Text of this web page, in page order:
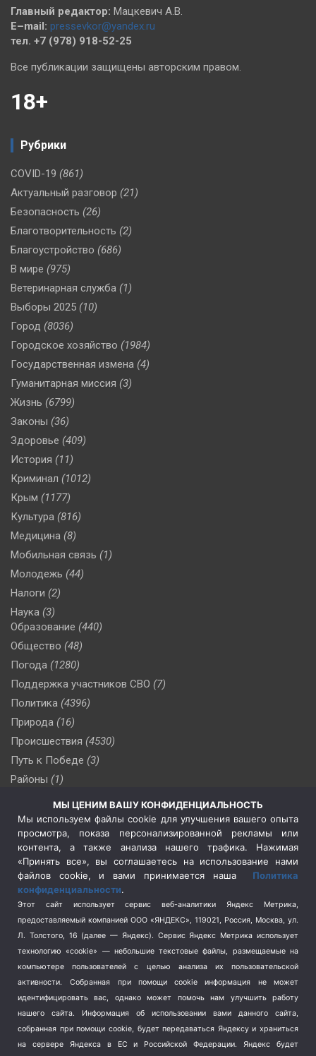
Главный редактор: Мацкевич А.В.
E–mail: pressevkor@yandex.ru
тел. +7 (978) 918-52-25
Все публикации защищены авторским правом.
18+
Рубрики
COVID-19 (861)
Актуальный разговор (21)
Безопасность (26)
Благотворительность (2)
Благоустройство (686)
В мире (975)
Ветеринарная служба (1)
Выборы 2025 (10)
Город (8036)
Городское хозяйство (1984)
Государственная измена (4)
Гуманитарная миссия (3)
Жизнь (6799)
Законы (36)
Здоровье (409)
История (11)
Криминал (1012)
Крым (1177)
Культура (816)
Медицина (8)
Мобильная связь (1)
Молодежь (44)
Налоги (2)
Наука (3)
Образование (440)
Общество (48)
Погода (1280)
Поддержка участников СВО (7)
Политика (4396)
Природа (16)
Происшествия (4530)
Путь к Победе (3)
Районы (1)
(510)
Сельское хозяйство (3)
Социальная политика
(3)
Спецоперация в Украине
Спецоперация на Украине
(404)
Спорт (740)
Терроризм (1)
Транспорт (262)
Туризм (178)
Школа и спорт (2)
Экология (8)
МЫ ЦЕНИМ ВАШУ КОНФИДЕНЦИАЛЬНОСТЬ
Мы используем файлы cookie для улучшения вашего опыта
просмотра, показа персонализированной рекламы или
контента, а также анализа нашего трафика. Нажимая
«Принять все», вы соглашаетесь на использование нами
файлов cookie, и вами принимается наша Политика
конфиденциальности.
Этот сайт использует сервис веб-аналитики Яндекс Метрика,
предоставляемый компанией ООО «ЯНДЕКС», 119021, Россия, Москва, ул.
Л. Толстого, 16 (далее — Яндекс). Сервис Яндекс Метрика использует
технологию «cookie» — небольшие текстовые файлы, размещаемые на
компьютере пользователей с целью анализа их пользовательской
активности.
Собранная при помощи cookie информация не может
идентифицировать вас, однако может помочь нам улучшить работу
нашего сайта. Информация об использовании вами данного сайта,
собранная при помощи cookie, будет передаваться Яндексу и храниться
на сервере Яндекса в ЕС и Российской Федерации. Яндекс будет